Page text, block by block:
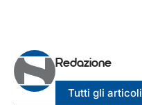
Redazione
Tutti gli articoli